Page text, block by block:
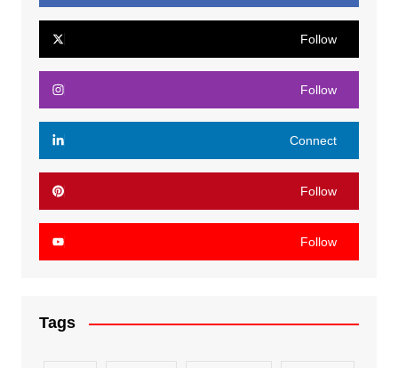
Follow
Follow
Connect
Follow
Follow
Tags